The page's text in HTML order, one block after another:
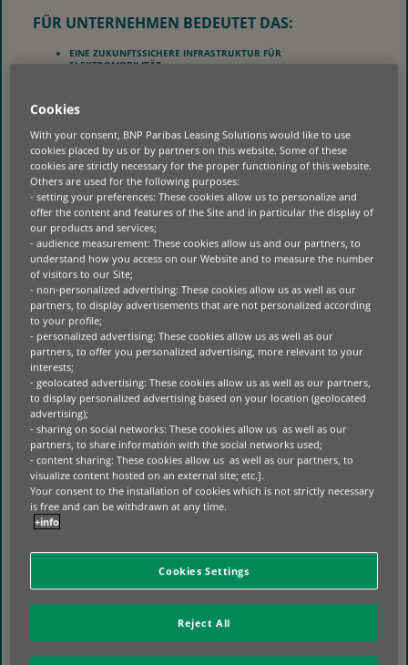
FÜR UNTERNEHMEN BEDEUTET DAS:
EINE ZUKUNFTSSICHERE INFRASTRUKTUR FÜR
ELEKTROMOBILITÄT
GESCHÄFTSPARTNER
VORTEILE MODERNER LADEINFRASTRUKTUR
DER EINSATZ MODERNER
EV‑CHARGING‑LÖSUNGEN BIETET
UNTERNEHMEN ZAHLREICHE VORTEILE:
SKALIERBARKEIT FÜR ZUKÜNFTIGES FLOTTENWACHSTUM
INTEGRATION IN BESTEHENDE ENERGIE‑ UND GEBÄUDEKONZEPTE
REDUKTION VON EMISSIONEN IM OPERATIVEN BETRIEB
STEIGERUNG DES KOMFORTS FÜR MITARBEITENDE, KUNDEN UND
GESCHÄFTSPARTNER
FINANZIERUNG VON EV‑CHARGING-SYSTEMEN
DURCH LEASINGMODELLE
BNP PARIBAS LEASING SOLUTIONS BIETET
MASSGESCHNEIDERTE F
INANZIERUNGSLÖSUNGEN FÜR L
ADEINFRASTRUKTUREN, INSBESONDERE ÜBER L
EASINGMODELLE. UNTERNEHMEN P
ROFITIEREN VON:
INVESTITIONEN OHNE HOHE ANFANGSKOSTEN
PLANBAREN UND TRANSPARENTEN RATEN
IN DER SERIE “ZUKUNFTSFABRIK” ERSCHIENEN
AUCH:
ENERGIESPEICHER IN DER ZUKUNFTSFABRIK |
BNP PARIBAS LEASING SOLUTIONS GERMANY
Cookies
With your consent, BNP Paribas Leasing Solutions would like to use
cookies placed by us or by partners on this website. Some of these
cookies are strictly necessary for the proper functioning of this website.
Others are used for the following purposes:
- setting your preferences: These cookies allow us to personalize and
offer the content and features of the Site and in particular the display of
our products and services;
- audience measurement: These cookies allow us and our partners, to
understand how you access on our Website and to measure the number
of visitors to our Site;
- non-personalized advertising: These cookies allow us as well as our
partners, to display advertisements that are not personalized according
to your profile;
- personalized advertising: These cookies allow us as well as our
partners, to offer you personalized advertising, more relevant to your
interests;
- geolocated advertising: These cookies allow us as well as our partners,
to display personalized advertising based on your location (geolocated
advertising);
- sharing on social networks: These cookies allow us as well as our
partners, to share information with the social networks used;
- content sharing: These cookies allow us as well as our partners, to
visualize content hosted on an external site; etc.].
Your consent to the installation of cookies which is not strictly necessary
is free and can be withdrawn at any time.
+info
Cookies Settings
Reject All